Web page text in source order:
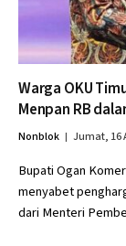
Warga OKU
Menpan RB
Nonblok Jumat, 16
Bupati Ogan
menyabet
dari Menteri